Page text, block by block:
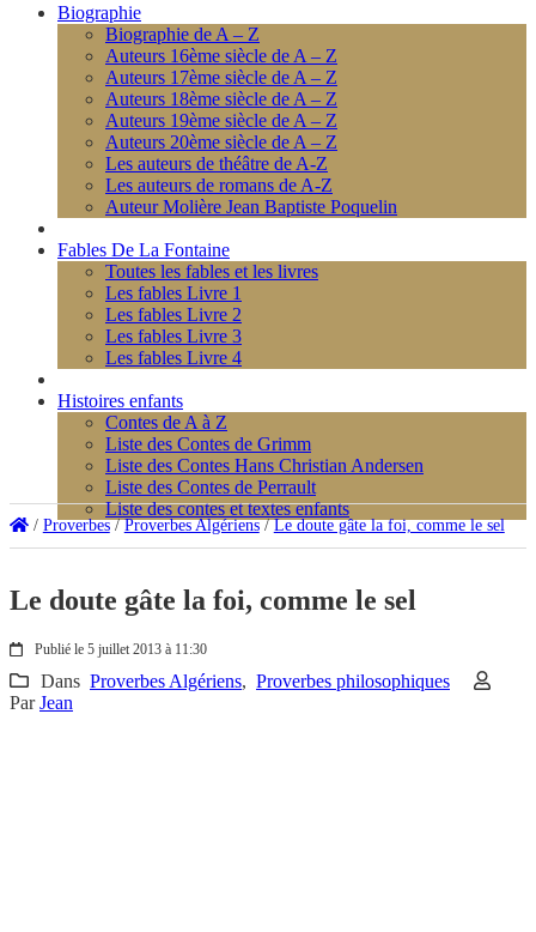
Biographie
Biographie de A – Z
Auteurs 16ème siècle de A – Z
Auteurs 17ème siècle de A – Z
Auteurs 18ème siècle de A – Z
Auteurs 19ème siècle de A – Z
Auteurs 20ème siècle de A – Z
Les auteurs de théâtre de A-Z
Les auteurs de romans de A-Z
Auteur Molière Jean Baptiste Poquelin
Fables De La Fontaine
Toutes les fables et les livres
Les fables Livre 1
Les fables Livre 2
Les fables Livre 3
Les fables Livre 4
Histoires enfants
Contes de A à Z
Liste des Contes de Grimm
Liste des Contes Hans Christian Andersen
Liste des Contes de Perrault
Liste des contes et textes enfants
/ Proverbes/Proverbes Algériens/Le doute gâte la foi, comme le sel
Le doute gâte la foi, comme le sel
Publié le 5 juillet 2013 à 11:30
Dans Proverbes Algériens, Proverbes philosophiques
ParJean